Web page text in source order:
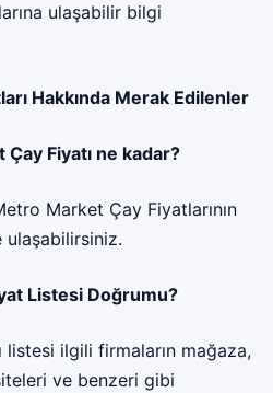
ulaşabilir bilgi
Hakkında Merak Edilenler
Fiyatı ne kadar?
Market Çay Fiyatlarının
ulaşabilirsiniz.
Listesi Doğrumu?
ilgili firmaların mağaza,
ve benzeri gibi